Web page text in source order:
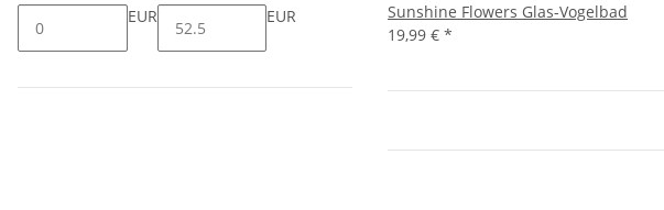
Sunshine Flowers Glas-Vogelbad
19,99 € *
EUR
EUR